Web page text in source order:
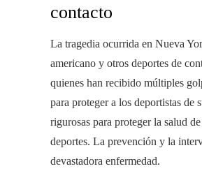
contacto
La tragedia ocurrida en Nueva
americano y otros deportes de
quienes han recibido múltiples
para proteger a los deportistas de
rigurosas para proteger la salud
deportes. La prevención y la
devastadora enfermedad.